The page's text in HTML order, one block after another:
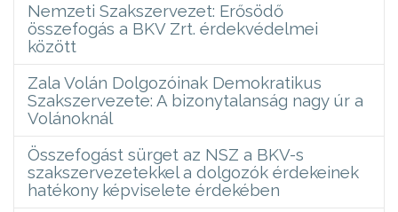
Nemzeti Szakszervezet: Erősödő
összefogás a BKV Zrt. érdekvédelmei
között
Zala Volán Dolgozóinak Demokratikus
Szakszervezete: A bizonytalanság nagy úr a
Volánoknál
Összefogást sürget az NSZ a BKV-s
szakszervezetekkel a dolgozók érdekeinek
hatékony képviselete érdekében